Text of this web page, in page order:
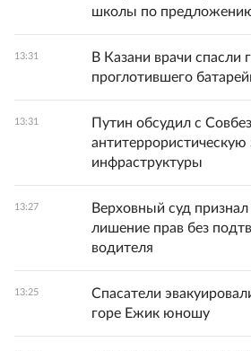
школы по
13:31
В Казани врачи спасли
проглотившего
13:31
Путин обсудил с
инфраструктуры
13:27
Верховный суд
лишение прав без
водителя
13:25
Спасатели
горе Ежик юношу